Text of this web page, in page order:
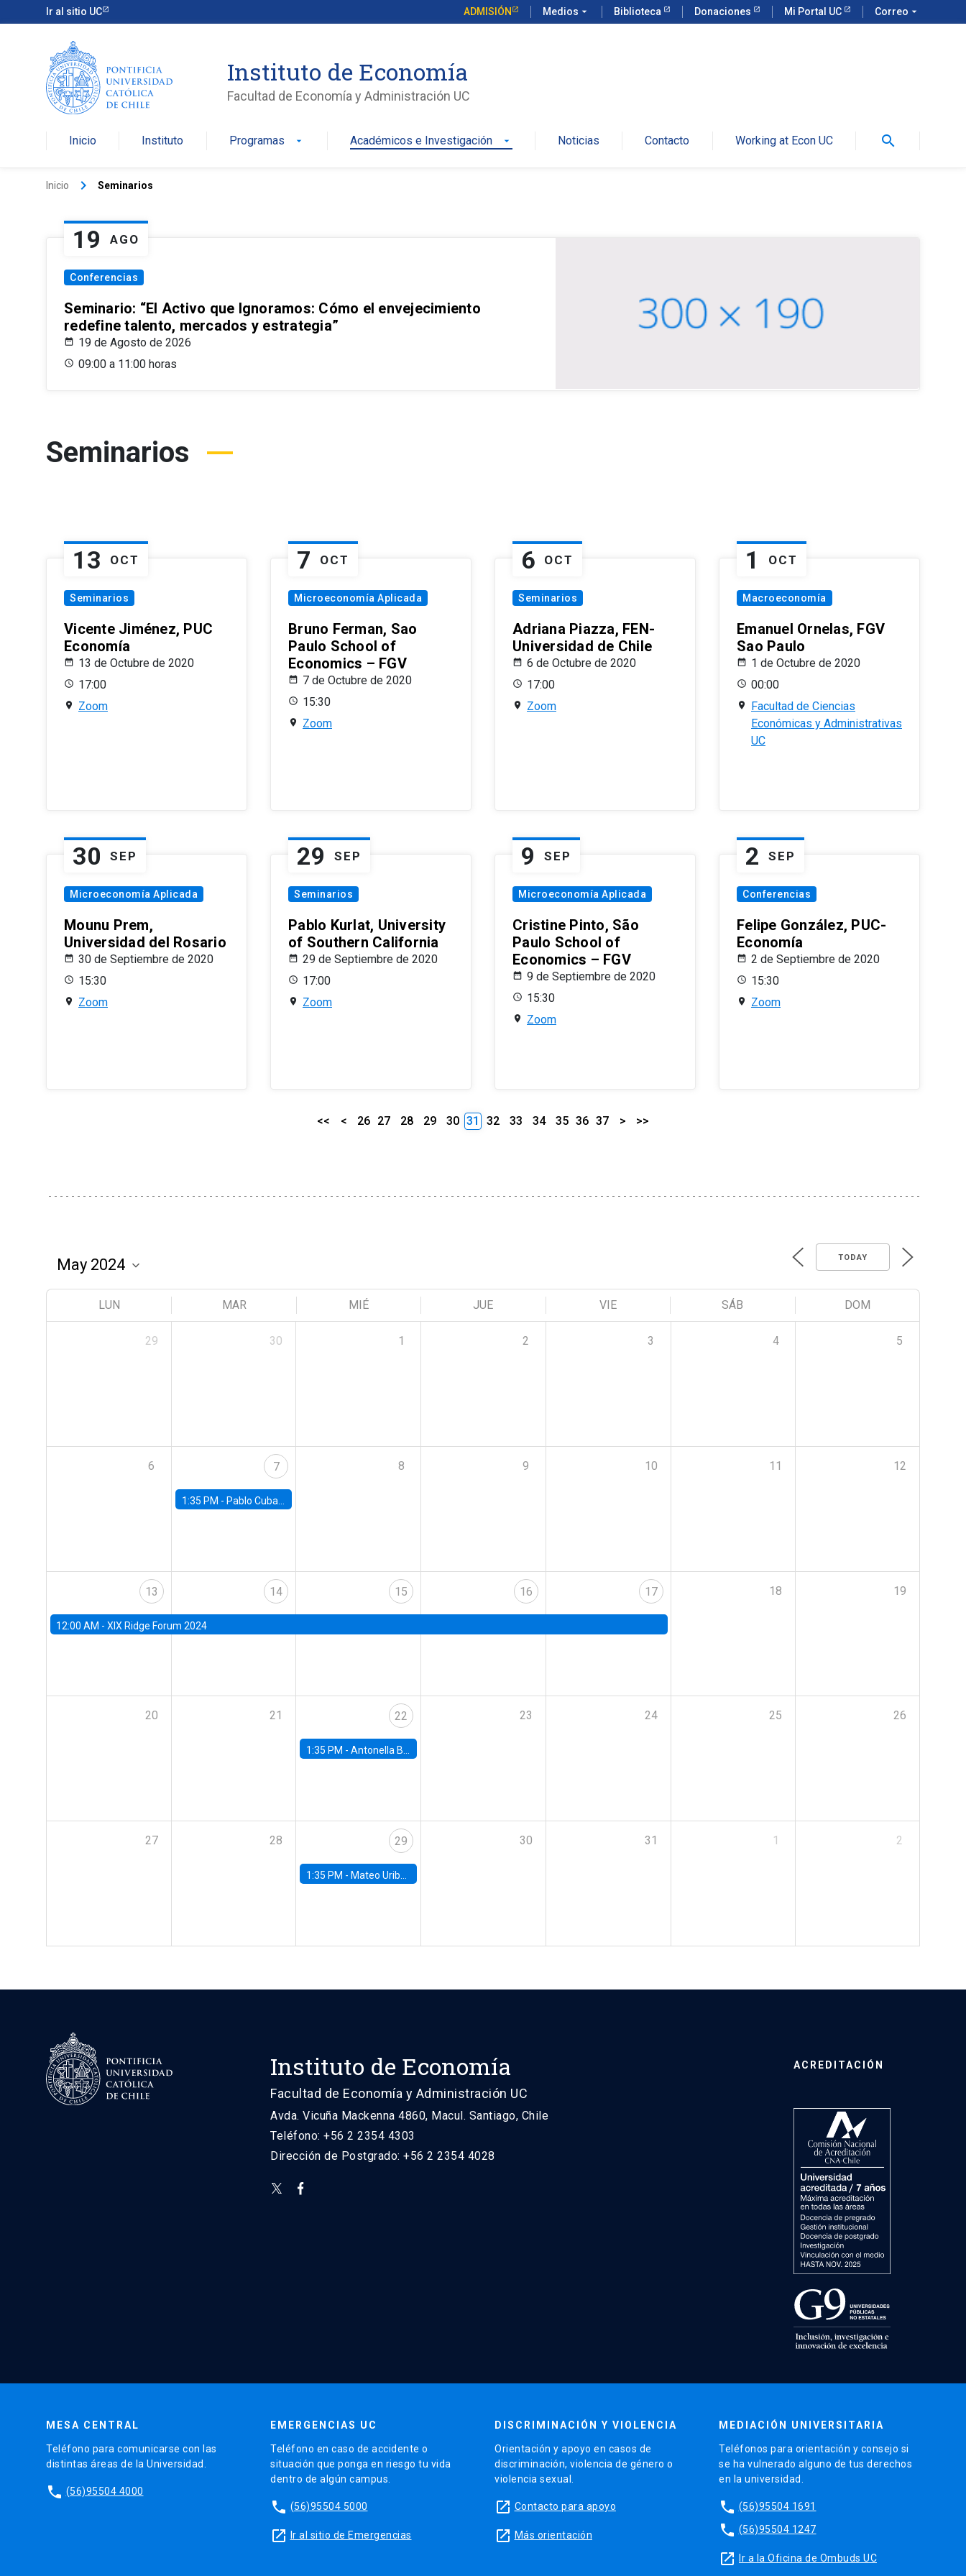
Ir al sitio UC ADMISIÓN Medios arrow_drop_down Biblioteca Donaciones Mi Portal UC Correo arrow_drop_down
Instituto de Economía
Facultad de Economía y Administración UC
Inicio Instituto Programas arrow_drop_down Académicos e Investigación arrow_drop_down Noticias Contacto Working at Econ UC search
Inicio keyboard_arrow_right Seminarios
19 AGO
Conferencias
Seminario: “El Activo que Ignoramos: Cómo el envejecimiento
redefine talento, mercados y estrategia”
19 de Agosto de 2026
09:00 a 11:00 horas
Seminarios
13 OCT
Seminarios
Vicente Jiménez, PUC
Economía
13 de Octubre de 2020
17:00
Zoom
7 OCT
Microeconomía Aplicada
Bruno Ferman, Sao
Paulo School of
Economics – FGV
7 de Octubre de 2020
15:30
Zoom
6 OCT
Seminarios
Adriana Piazza, FEN-
Universidad de Chile
6 de Octubre de 2020
17:00
Zoom
1 OCT
Macroeconomía
Emanuel Ornelas, FGV
Sao Paulo
1 de Octubre de 2020
00:00
Facultad de Ciencias
Económicas y Administrativas
UC
30 SEP
Microeconomía Aplicada
Mounu Prem,
Universidad del Rosario
30 de Septiembre de 2020
15:30
Zoom
29 SEP
Seminarios
Pablo Kurlat, University
of Southern California
29 de Septiembre de 2020
17:00
Zoom
9 SEP
Microeconomía Aplicada
Cristine Pinto, São
Paulo School of
Economics – FGV
9 de Septiembre de 2020
15:30
Zoom
2 SEP
Conferencias
Felipe González, PUC-
Economía
2 de Septiembre de 2020
15:30
Zoom
<< < 26 27 28 29 30 31 32 33 34 35 36 37 > >>
TODAY
LUN MAR MIÉ JUE VIE SÁB DOM
29 30 1 2 3 4 5
6 7
1:35 PM - Pablo Cuba, FED Board
8 9 10 11 12
13
12:00 AM - XIX Ridge Forum 2024
14 15 16 17 18 19
20 21 22
1:35 PM -Antonella Bancalari, Institute for Fiscal Studies (IFS) and Research Associate at University College London (UCL)
23 24 25 26
27 28 29
1:35 PM - Mateo Uribe-Castro, Universidad de los Andes (Colombia)
30 31 1 2
Instituto de Economía
Facultad de Economía y Administración UC
Avda. Vicuña Mackenna 4860, Macul. Santiago, Chile
Teléfono: +56 2 2354 4303
Dirección de Postgrado: +56 2 2354 4028
ACREDITACIÓN
MESA CENTRAL
Teléfono para comunicarse con las
distintas áreas de la Universidad.
phone (56)95504 4000
EMERGENCIAS UC
Teléfono en caso de accidente o
situación que ponga en riesgo tu vida
dentro de algún campus.
phone (56)95504 5000
launch Ir al sitio de Emergencias
DISCRIMINACIÓN Y VIOLENCIA
Orientación y apoyo en casos de
discriminación, violencia de género o
violencia sexual.
launch Contacto para apoyo
launch Más orientación
MEDIACIÓN UNIVERSITARIA
Teléfonos para orientación y consejo si
se ha vulnerado alguno de tus derechos
en la universidad.
phone (56)95504 1691
phone (56)95504 1247
launch Ir a la Oficina de Ombuds UC